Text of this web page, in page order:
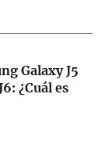
Galaxy J5
¿Cuál es